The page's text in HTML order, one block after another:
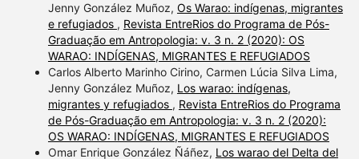
Jenny González Muñoz, Os Warao: indígenas, migrantes
e refugiados , Revista EntreRios do Programa de Pós-
Graduação em Antropologia: v. 3 n. 2 (2020): OS
WARAO: INDÍGENAS, MIGRANTES E REFUGIADOS
Carlos Alberto Marinho Cirino, Carmen Lúcia Silva Lima,
Jenny González Muñoz, Los warao: indígenas,
migrantes y refugiados , Revista EntreRios do Programa
de Pós-Graduação em Antropologia: v. 3 n. 2 (2020):
OS WARAO: INDÍGENAS, MIGRANTES E REFUGIADOS
Omar Enrique González Ñáñez, Los warao del Delta del